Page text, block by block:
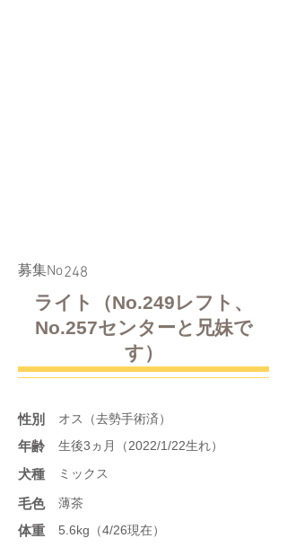
​募集No248
ライト（No.249レフト、
No.257センターと兄妹で
す）
性別 オス（去勢手術済）
年齢 生後3ヵ月（2022/1/22生れ）
​犬種 ミックス
​毛色 薄茶
体重 5.6kg（4/26現在）